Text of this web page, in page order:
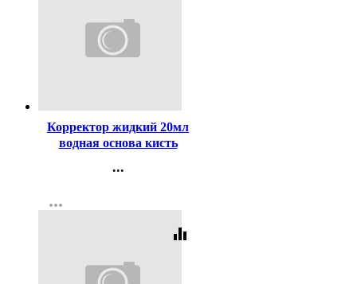
Корректор жидкий 20мл
водная основа кисть
...
Регистрация
more_horiz
equalizer